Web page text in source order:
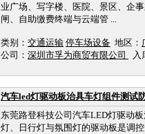
业广场、写字楼、医院、景区、企
闸、自助缴费终端与云端管 ...
类别： 交通运输 停车场设备 地区：
公司： 深圳市孚为商贸有限公司 入
汽车led灯驱动板治具车灯组件测试
东莞路登科技公司汽车LED灯驱动
灯、日行灯与氛围灯的驱动板是调